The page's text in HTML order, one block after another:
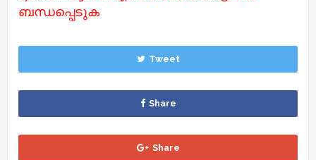
ബന്ധപ്പെടുക
Tweet
Share
Share